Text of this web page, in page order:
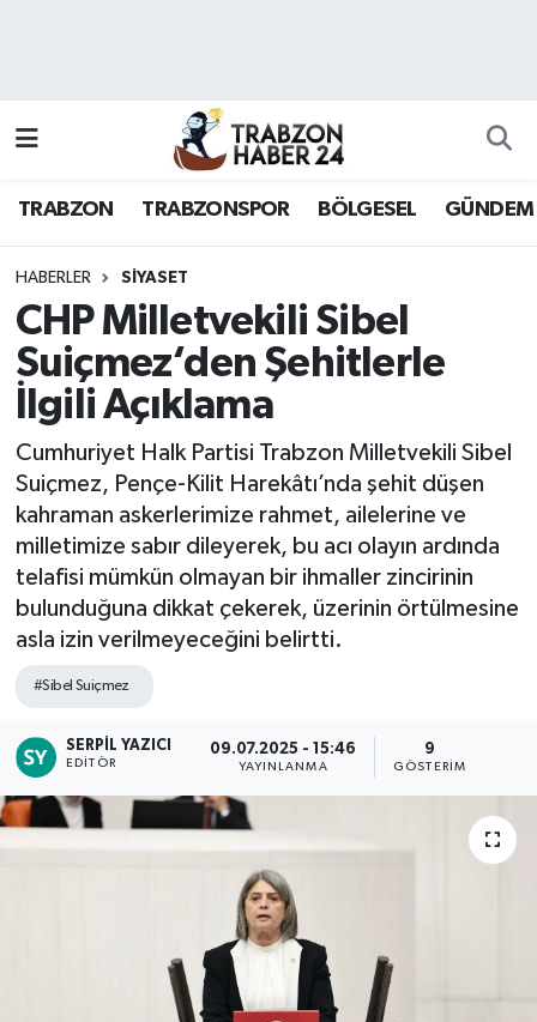
TRABZON TRABZONSPOR BÖLGESEL GÜNDEM
HABERLER SİYASET
CHP Milletvekili Sibel
Suiçmez‘den Şehitlerle
İlgili Açıklama
Cumhuriyet Halk Partisi Trabzon Milletvekili Sibel
Suiçmez, Pençe-Kilit Harekâtı’nda şehit düşen
kahraman askerlerimize rahmet, ailelerine ve
milletimize sabır dileyerek, bu acı olayın ardında
telafisi mümkün olmayan bir ihmaller zincirinin
bulunduğuna dikkat çekerek, üzerinin örtülmesine
asla izin verilmeyeceğini belirtti.
#Sibel Suiçmez
SERPIL YAZICI
EDITÖR
09.07.2025 - 15:46
YAYINLANMA
9
GÖSTERIM
Hava Durumu
Namaz Vakitleri
Trafik Durumu
Süper Lig Puan Durumu ve Fikstür
Tüm Manşetler
Son Dakika Haberleri
Haber Arşivi